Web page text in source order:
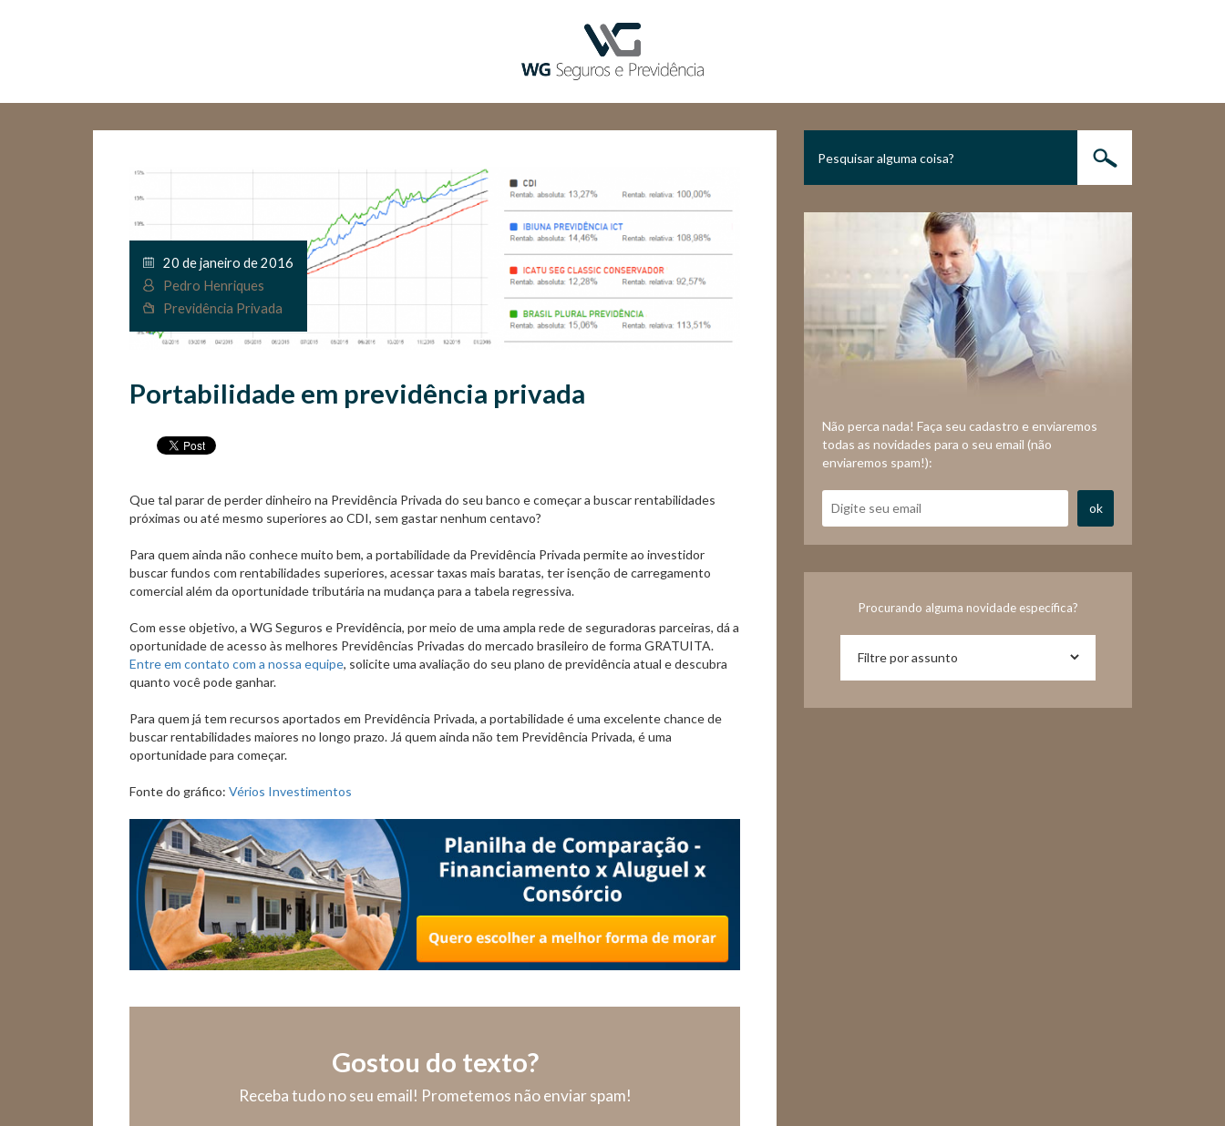
20 de janeiro de 2016
Pedro Henriques
Previdência Privada
Portabilidade em previdência privada
Que tal parar de perder dinheiro na Previdência Privada do seu banco e começar a buscar rentabilidades
próximas ou até mesmo superiores ao CDI, sem gastar nenhum centavo?
Para quem ainda não conhece muito bem, a portabilidade da Previdência Privada permite ao investidor
buscar fundos com rentabilidades superiores, acessar taxas mais baratas, ter isenção de carregamento
comercial além da oportunidade tributária na mudança para a tabela regressiva.
Com esse objetivo, a WG Seguros e Previdência, por meio de uma ampla rede de seguradoras parceiras, dá a
oportunidade de acesso às melhores Previdências Privadas do mercado brasileiro de forma GRATUITA.
Entre em contato com a nossa equipe, solicite uma avaliação do seu plano de previdência atual e descubra
quanto você pode ganhar.
Para quem já tem recursos aportados em Previdência Privada, a portabilidade é uma excelente chance de
buscar rentabilidades maiores no longo prazo. Já quem ainda não tem Previdência Privada, é uma
oportunidade para começar.
Fonte do gráfico: Vérios Investimentos
Gostou do texto?
Receba tudo no seu email! Prometemos não enviar spam!
Não perca nada! Faça seu cadastro e enviaremos
todas as novidades para o seu email (não
enviaremos spam!):
ok
Procurando alguma novidade específica?